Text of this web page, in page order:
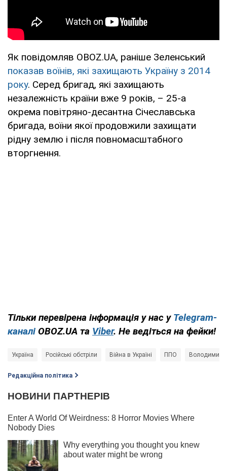
Як повідомляв OBOZ.UA, раніше Зеленський
показав воїнів, які захищають Україну з 2014
року. Серед бригад, які захищають
незалежність країни вже 9 років, – 25-а
окрема повітряно-десантна Січеславська
бригада, воїни якої продовжили захищати
рідну землю і після повномасштабного
вторгнення.
Тільки перевірена інформація у нас у Telegram-
каналі OBOZ.UA та Viber. Не ведіться на фейки!
Україна Російські обстріли Війна в Україні ППО Володимир
Редакційна політика